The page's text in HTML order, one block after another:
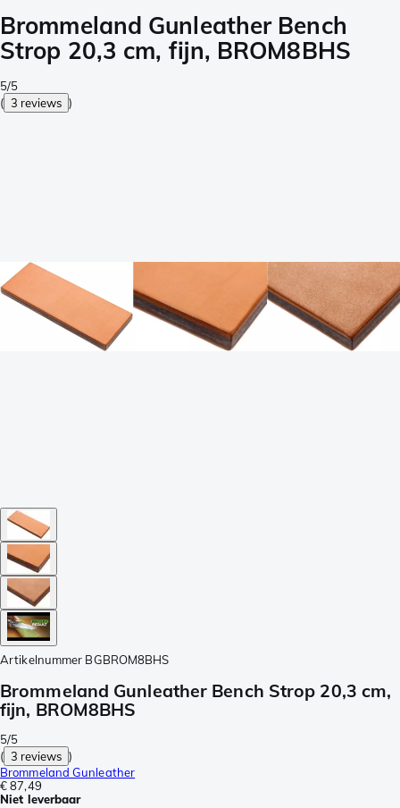
Brommeland Gunleather Bench
Strop 20,3 cm, fijn, BROM8BHS
5/5
( 3 reviews )
Artikelnummer BGBROM8BHS
Brommeland Gunleather Bench Strop 20,3 cm,
fijn, BROM8BHS
5/5
( 3 reviews )
Brommeland Gunleather
€ 87,49
Niet leverbaar